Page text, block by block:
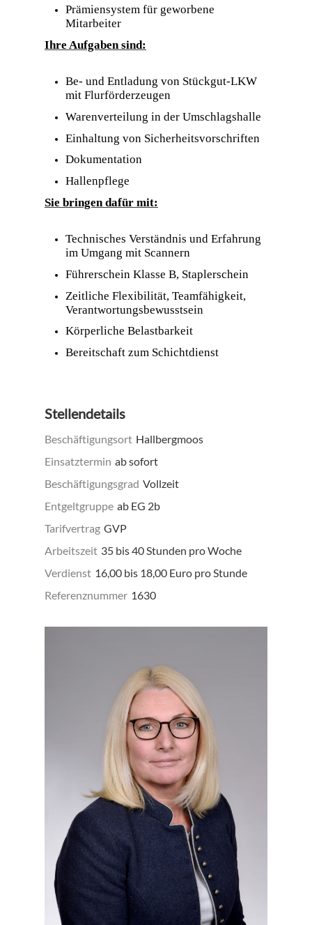
Prämiensystem für geworbene
Mitarbeiter
Ihre Aufgaben sind:
Be- und Entladung von Stückgut-LKW
mit Flurförderzeugen
Warenverteilung in der Umschlagshalle
Einhaltung von Sicherheitsvorschriften
Dokumentation
Hallenpflege
Sie bringen dafür mit:
Technisches Verständnis und Erfahrung
im Umgang mit Scannern
Führerschein Klasse B, Staplerschein
Zeitliche Flexibilität, Teamfähigkeit,
Verantwortungsbewusstsein
Körperliche Belastbarkeit
Bereitschaft zum Schichtdienst
Stellendetails
Beschäftigungsort Hallbergmoos
Einsatztermin ab sofort
Beschäftigungsgrad Vollzeit
Entgeltgruppe ab EG 2b
Tarifvertrag GVP
Arbeitszeit 35 bis 40 Stunden pro Woche
Verdienst 16,00 bis 18,00 Euro pro Stunde
Referenznummer 1630